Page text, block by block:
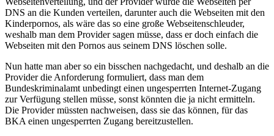
DNS an die Kunden verteilen, darunter auch die Webseiten mit den
Kinderpornos, als wäre das so eine große Webseitenschleuder,
weshalb man dem Provider sagen müsse, dass er doch einfach die
Webseiten mit den Pornos aus seinem DNS löschen solle.
Nun hatte man aber so ein bisschen nachgedacht, und deshalb an die
Provider die Anforderung formuliert, dass man dem
Bundeskriminalamt unbedingt einen ungesperrten Internet-Zugang
zur Verfügung stellen müsse, sonst könnten die ja nicht ermitteln.
Die Provider müssten nachweisen, dass sie das können, für das
BKA einen ungesperrten Zugang bereitzustellen.